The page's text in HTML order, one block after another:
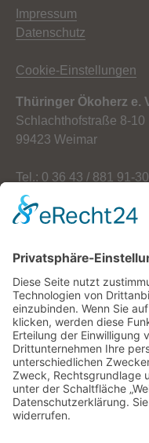
Impressum
Datenschutz
Cookie-Einstellungen
Thüringer Ökoherz e.
Schlachthofstraße 8-10
99423 Weimar
Tel.: 0 36 43 / 881 91-30
Fax: 0 36 43 / 881 91-59
E-Mail:
Vereinsvorsitzende:
Maria Streitferdt
Suche
nach: